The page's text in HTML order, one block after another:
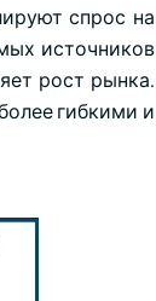
спрос на
источников
рост рынка.
гибкими и